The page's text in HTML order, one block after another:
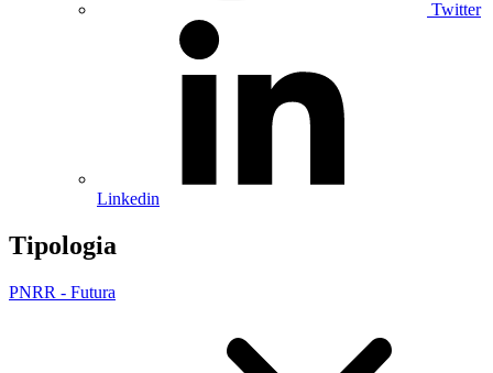
Twitter
Linkedin
Tipologia
PNRR - Futura